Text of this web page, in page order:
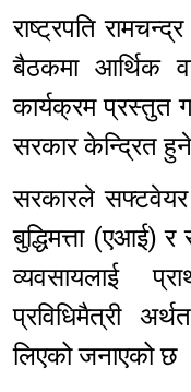
राष्ट्रपति
बैठकमा आर्थिक
कार्यक्रम प्रस्तुत
सरकार केन्द्रित
सरकारले सफ्टवेयर
बुद्धिमत्ता (एआई) र
व्यवसायलाई
प्रविधिमैत्री
लिएको जनाएको छ